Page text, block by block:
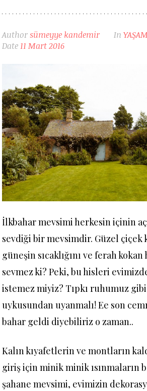
Authorsümeyye kandemir In
Date11 Mart 2016
İlkbahar mevsimi herkesin içinin
sevdiği bir mevsimdir. Güzel çiçek
güneşin sıcaklığını ve ferah kokan
sevmez ki? Peki, bu hisleri
istemez miyiz? Tıpkı ruhumuz
uykusundan uyanmalı! Ee son
bahar geldi diyebiliriz o zaman..
Kalın kıyafetlerin ve montların
giriş için minik minik ısınmaların
şahane mevsimi, evimizin